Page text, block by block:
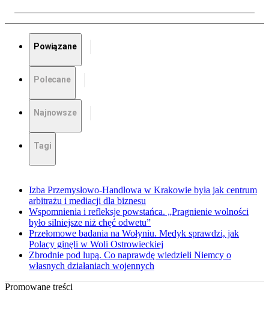
Powiązane
Polecane
Najnowsze
Tagi
Izba Przemysłowo-Handlowa w Krakowie była jak centrum
arbitrażu i mediacji dla biznesu
Wspomnienia i refleksje powstańca. „Pragnienie wolności
było silniejsze niż chęć odwetu”
Przełomowe badania na Wołyniu. Medyk sprawdzi, jak
Polacy ginęli w Woli Ostrowieckiej
Zbrodnie pod lupą. Co naprawdę wiedzieli Niemcy o
własnych działaniach wojennych
Promowane treści